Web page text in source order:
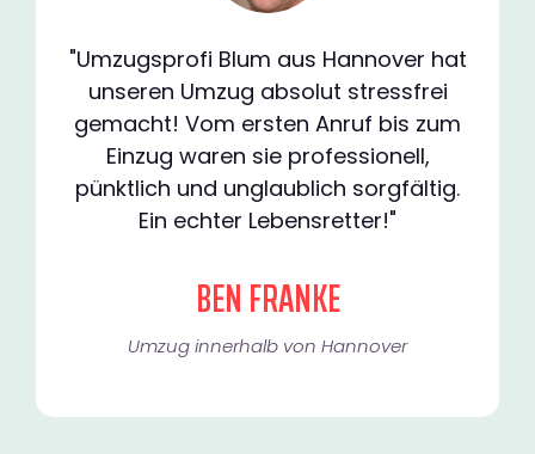
"Umzugsprofi Blum aus Hannover hat
unseren Umzug absolut stressfrei
gemacht! Vom ersten Anruf bis zum
Einzug waren sie professionell,
pünktlich und unglaublich sorgfältig.
Ein echter Lebensretter!"
BEN FRANKE
Umzug innerhalb von Hannover​